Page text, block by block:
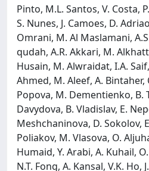
Pinto, M.L. Santos, V. Costa,
S. Nunes, J. Camoes, D.
Omrani, M. Al Maslamani,
qudah, A.R. Akkari, M.
Husain, M. Alwraidat, I.A.
Ahmed, M. Aleef, A. Bintaher,
Popova, M. Dementienko, B.
Davydova, B. Vladislav, E.
Meshchaninova, D. Sokolov,
Poliakov, M. Vlasova, O.
Humaid, Y. Arabi, A. Kuhail,
N.T. Fong, A. Kansal, V.K. Ho,